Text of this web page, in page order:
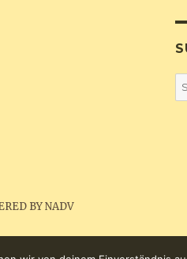
BY NADV